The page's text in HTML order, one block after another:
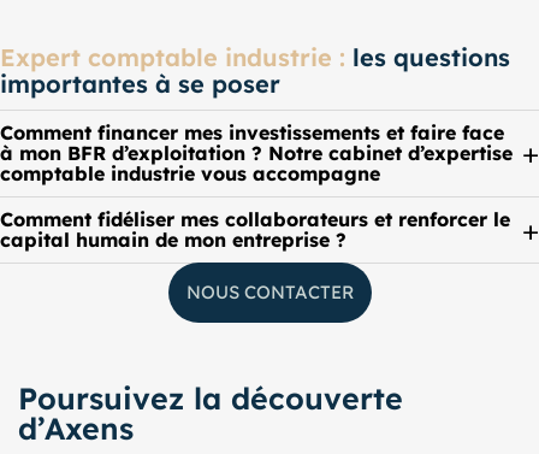
Expert comptable industrie : les questions
importantes à se poser
Comment financer mes investissements et faire face
à mon BFR d’exploitation ? Notre cabinet d’expertise
comptable industrie vous accompagne
Comment fidéliser mes collaborateurs et renforcer le
capital humain de mon entreprise ?
NOUS CONTACTER
Poursuivez la découverte
d’Axens